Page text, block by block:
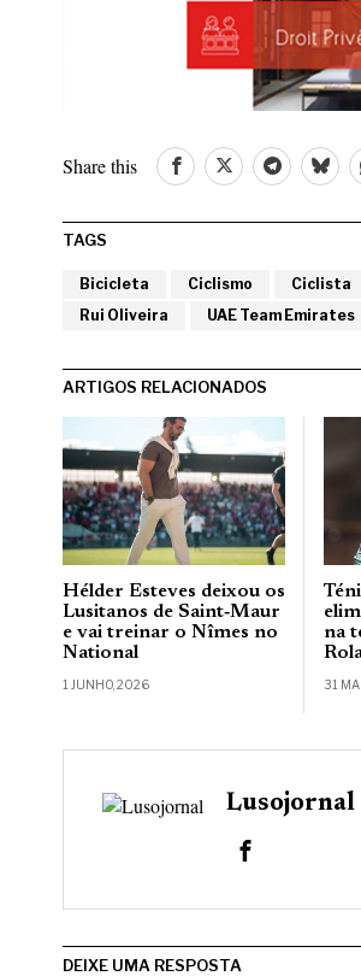
Share this
TAGS
Bicicleta Ciclismo Ciclista
Rui Oliveira
UAE Team Emirates
ARTIGOS RELACIONADOS
Hélder Esteves deixou os
Lusitanos de Saint‑Maur
e vai treinar o Nîmes no
National
1 JUNHO, 2026
na
31
Lusojornal
DEIXE UMA RESPOSTA